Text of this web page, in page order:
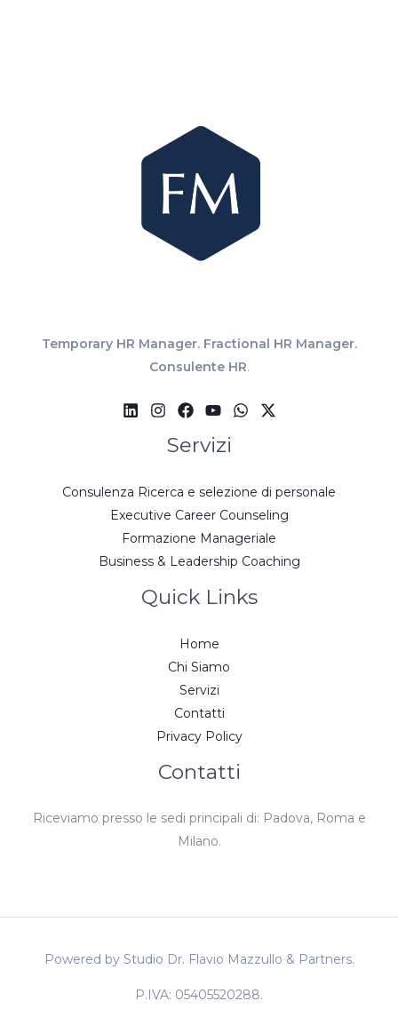
Temporary HR Manager. Fractional HR Manager.
Consulente HR.
Servizi
Consulenza Ricerca e selezione di personale
Executive Career Counseling
Formazione Manageriale
Business & Leadership Coaching
Quick Links
Home
Chi Siamo
Servizi
Contatti
Privacy Policy
Contatti
Riceviamo presso le sedi principali di: Padova, Roma e
Milano.
Powered by Studio Dr. Flavio Mazzullo & Partners.
P.IVA: 05405520288.